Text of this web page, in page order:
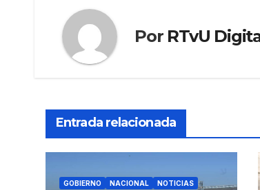
Por RTvU
Entrada relacionada
GOBIERNO NACIONAL NOTICIAS